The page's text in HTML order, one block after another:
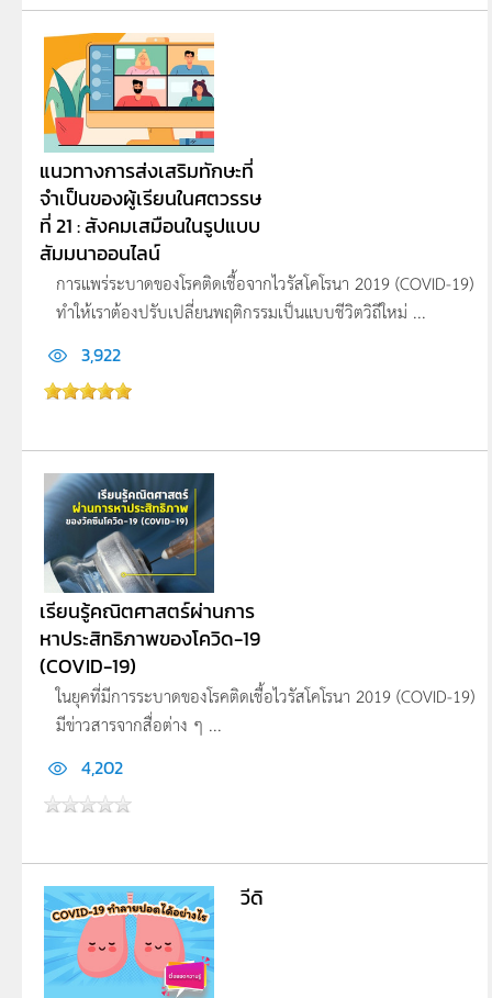
แนวทางการส่งเสริมทักษะที่
จำเป็นของผู้เรียนในศตวรรษ
ที่ 21 : สังคมเสมือนในรูปแบบ
สัมมนาออนไลน์
การแพร่ระบาดของโรคติดเชื้อจากไวรัสโคโรนา 2019 (COVID-19)
ทำให้เราต้องปรับเปลี่ยนพฤติกรรมเป็นแบบชีวิตวิถีใหม่ ...
3,922
เรียนรู้คณิตศาสตร์ผ่านการ
หาประสิทธิภาพของโควิด-19
(COVID-19)
ในยุคที่มีการระบาดของโรคติดเชื้อไวรัสโคโรนา 2019 (COVID-19)
มีข่าวสารจากสื่อต่าง ๆ ...
4,202
วีดิ